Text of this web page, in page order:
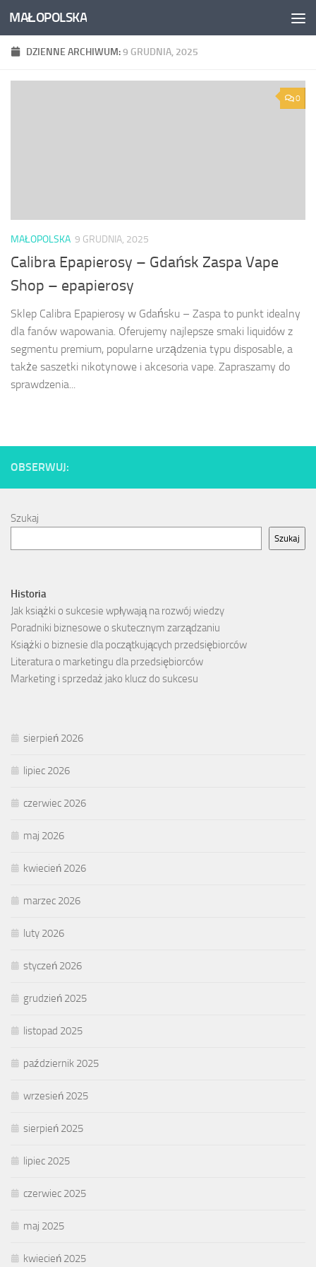
Skip to content
MAŁOPOLSKA
DZIENNE ARCHIWUM:9 GRUDNIA, 2025
0
MAŁOPOLSKA 9 GRUDNIA, 2025
Calibra Epapierosy – Gdańsk Zaspa Vape
Shop – epapierosy
Sklep Calibra Epapierosy w Gdańsku – Zaspa to punkt idealny
dla fanów wapowania. Oferujemy najlepsze smaki liquidów z
segmentu premium, popularne urządzenia typu disposable, a
także saszetki nikotynowe i akcesoria vape. Zapraszamy do
sprawdzenia...
OBSERWUJ:
Szukaj
Szukaj
Historia
Jak książki o sukcesie wpływają na rozwój wiedzy
Poradniki biznesowe o skutecznym zarządzaniu
Książki o biznesie dla początkujących przedsiębiorców
Literatura o marketingu dla przedsiębiorców
Marketing i sprzedaż jako klucz do sukcesu
sierpień 2026
lipiec 2026
czerwiec 2026
maj 2026
kwiecień 2026
marzec 2026
luty 2026
styczeń 2026
grudzień 2025
listopad 2025
październik 2025
wrzesień 2025
sierpień 2025
lipiec 2025
czerwiec 2025
maj 2025
kwiecień 2025